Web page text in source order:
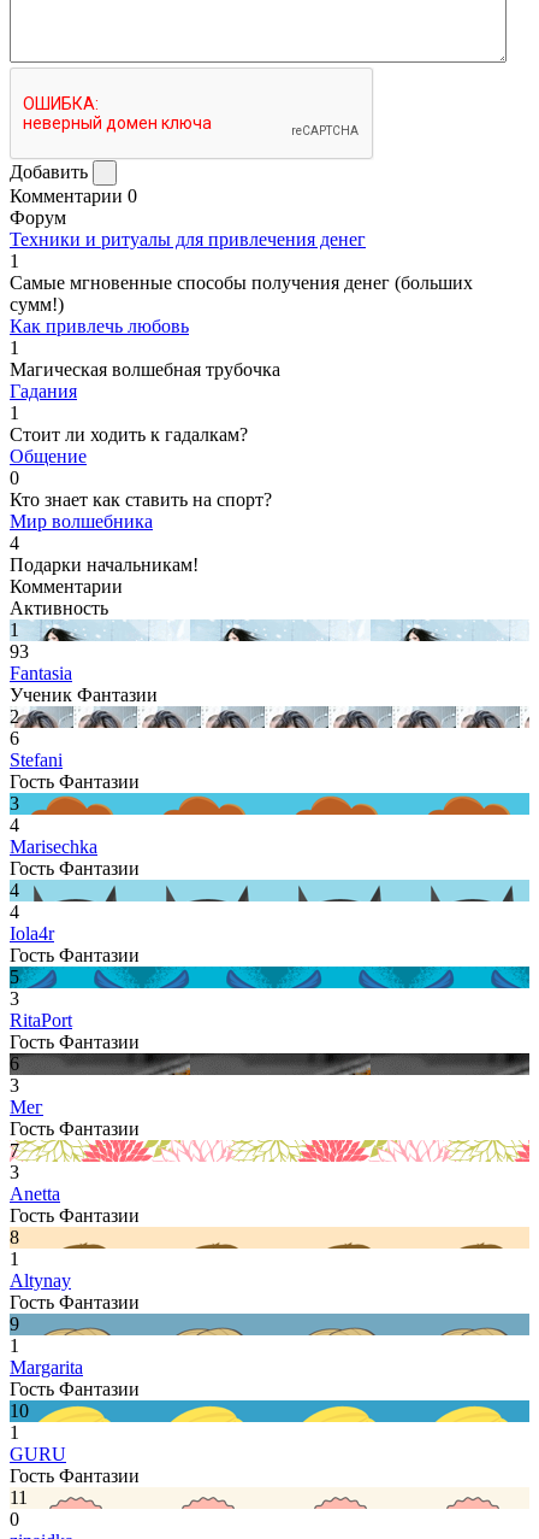
Добавить
Комментарии 0
Форум
Техники и ритуалы для привлечения денег
1
Самые мгновенные способы получения денег (больших
сумм!)
Как привлечь любовь
1
Магическая волшебная трубочка
Гадания
1
Стоит ли ходить к гадалкам?
Общение
0
Кто знает как ставить на спорт?
Мир волшебника
4
Подарки начальникам!
Комментарии
Активность
1
93
Fantasia
Ученик Фантазии
2
6
Stefani
Гость Фантазии
3
4
Marisechka
Гость Фантазии
4
4
Iola4r
Гость Фантазии
5
3
RitaPort
Гость Фантазии
6
3
Мег
Гость Фантазии
7
3
Anetta
Гость Фантазии
8
1
Altynay
Гость Фантазии
9
1
Margarita
Гость Фантазии
10
1
GURU
Гость Фантазии
11
0